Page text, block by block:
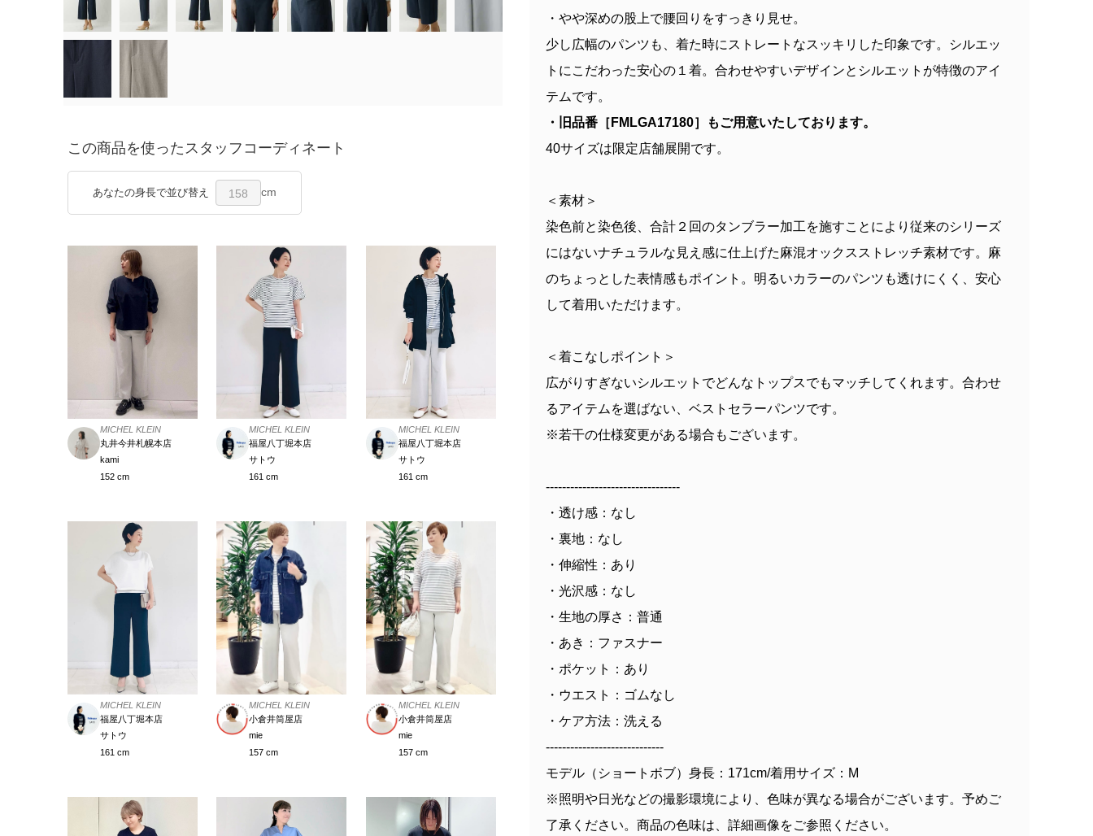
この商品を使ったスタッフコーディネート
あなたの身長で並び替え 158 cm
MICHEL KLEIN
丸井今井札幌本店
kami
152 cm
MICHEL KLEIN
福屋八丁堀本店
サトウ
161 cm
MICHEL KLEIN
福屋八丁堀本店
サトウ
161 cm
MICHEL KLEIN
福屋八丁堀本店
サトウ
161 cm
MICHEL KLEIN
小倉井筒屋店
mie
157 cm
MICHEL KLEIN
小倉井筒屋店
mie
157 cm
・やや深めの股上で腰回りをすっきり見せ。
少し広幅のパンツも、着た時にストレートなスッキリした印象です。シルエッ
トにこだわった安心の１着。合わせやすいデザインとシルエットが特徴のアイ
テムです。
・旧品番［FMLGA17180］もご用意いたしております。
40サイズは限定店舗展開です。
＜素材＞
染色前と染色後、合計２回のタンブラー加工を施すことにより従来のシリーズ
にはないナチュラルな見え感に仕上げた麻混オックスストレッチ素材です。麻
のちょっとした表情感もポイント。明るいカラーのパンツも透けにくく、安心
して着用いただけます。
＜着こなしポイント＞
広がりすぎないシルエットでどんなトップスでもマッチしてくれます。合わせ
るアイテムを選ばない、ベストセラーパンツです。
※若干の仕様変更がある場合もございます。
---------------------------------
・透け感：なし
・裏地：なし
・伸縮性：あり
・光沢感：なし
・生地の厚さ：普通
・あき：ファスナー
・ポケット：あり
・ウエスト：ゴムなし
・ケア方法：洗える
-----------------------------
モデル（ショートボブ）身長：171cm/着用サイズ：M
※照明や日光などの撮影環境により、色味が異なる場合がございます。予めご
了承ください。商品の色味は、詳細画像をご参照ください。